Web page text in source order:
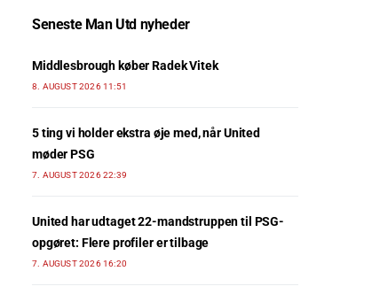
Seneste Man Utd nyheder
Middlesbrough køber Radek Vitek
8. AUGUST 2026 11:51
5 ting vi holder ekstra øje med, når United
møder PSG
7. AUGUST 2026 22:39
United har udtaget 22-mandstruppen til PSG-
opgøret: Flere profiler er tilbage
7. AUGUST 2026 16:20